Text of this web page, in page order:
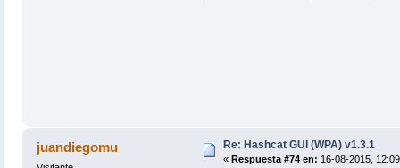
juandiegomu Re: Hashcat GUI (WPA) v1.3.1
« Respuesta #74 en: 16-08-2015,